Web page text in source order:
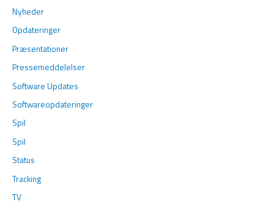
Nyheder
Opdateringer
Præsentationer
Pressemeddelelser
Software Updates
Softwareopdateringer
Spil
Spil
Status
Tracking
TV